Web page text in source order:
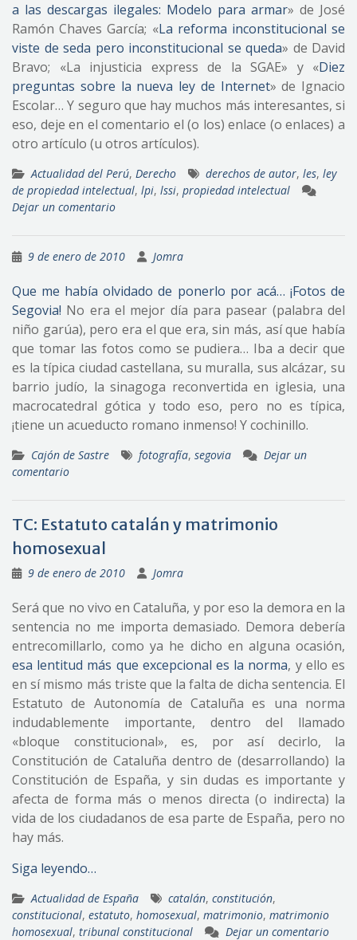
a las descargas ilegales: Modelo para armar» de José
Ramón Chaves García; «La reforma inconstitucional se
viste de seda pero inconstitucional se queda» de David
Bravo; «La injusticia express de la SGAE» y «Diez
preguntas sobre la nueva ley de Internet» de Ignacio
Escolar… Y seguro que hay muchos más interesantes, si
eso, deje en el comentario el (o los) enlace (o enlaces) a
otro artículo (u otros artículos).
Actualidad del Perú, Derecho derechos de autor, les, ley
de propiedad intelectual, lpi, lssi, propiedad intelectual
Dejar un comentario
9 de enero de 2010 Jomra
Que me había olvidado de ponerlo por acá… ¡Fotos de
Segovia! No era el mejor día para pasear (palabra del
niño garúa), pero era el que era, sin más, así que había
que tomar las fotos como se pudiera… Iba a decir que
es la típica ciudad castellana, su muralla, sus alcázar, su
barrio judío, la sinagoga reconvertida en iglesia, una
macrocatedral gótica y todo eso, pero no es típica,
¡tiene un acueducto romano inmenso! Y cochinillo.
Cajón de Sastre fotografía, segovia
Dejar un
comentario
TC: Estatuto catalán y matrimonio
homosexual
9 de enero de 2010 Jomra
Será que no vivo en Cataluña, y por eso la demora en la
sentencia no me importa demasiado. Demora debería
entrecomillarlo, como ya he dicho en alguna ocasión,
esa lentitud más que excepcional es la norma, y ello es
en sí mismo más triste que la falta de dicha sentencia. El
Estatuto de Autonomía de Cataluña es una norma
indudablemente importante, dentro del llamado
«bloque constitucional», es, por así decirlo, la
Constitución de Cataluña dentro de (desarrollando) la
Constitución de España, y sin dudas es importante y
afecta de forma más o menos directa (o indirecta) la
vida de los ciudadanos de esa parte de España, pero no
hay más.
Siga leyendo…
Actualidad de España catalán, constitución,
constitucional, estatuto, homosexual, matrimonio, matrimonio
homosexual, tribunal constitucional Dejar un comentario